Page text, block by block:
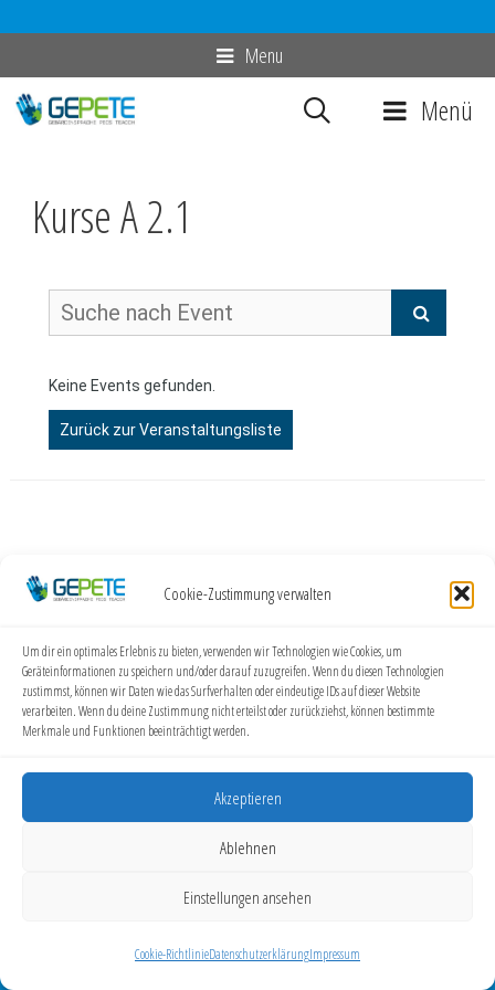
Cookie-Zustimmung verwalten
Um dir ein optimales Erlebnis zu bieten, verwenden wir Technologien wie Cookies, um
Geräteinformationen zu speichern und/oder darauf zuzugreifen. Wenn du diesen Technologien
zustimmst, können wir Daten wie das Surfverhalten oder eindeutige IDs auf dieser Website
verarbeiten. Wenn du deine Zustimmung nicht erteilst oder zurückziehst, können bestimmte
Merkmale und Funktionen beeinträchtigt werden.
Akzeptieren
Ablehnen
Einstellungen ansehen
Cookie-RichtlinieDatenschutzerklärungImpressum
Inhalt
springen
Menu
Menü
Kurse A 2.1
Keine Events gefunden.
Zurück zur Veranstaltungsliste
Helga Hopfenzitz | Elbestraße 15, 53919 Weilerswist |